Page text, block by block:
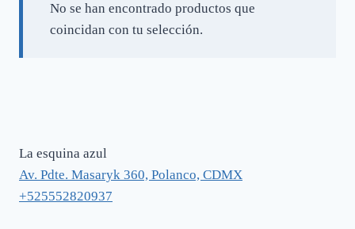
No se han encontrado productos que
coincidan con tu selección.
La esquina azul
Av. Pdte. Masaryk 360, Polanco, CDMX
+525552820937